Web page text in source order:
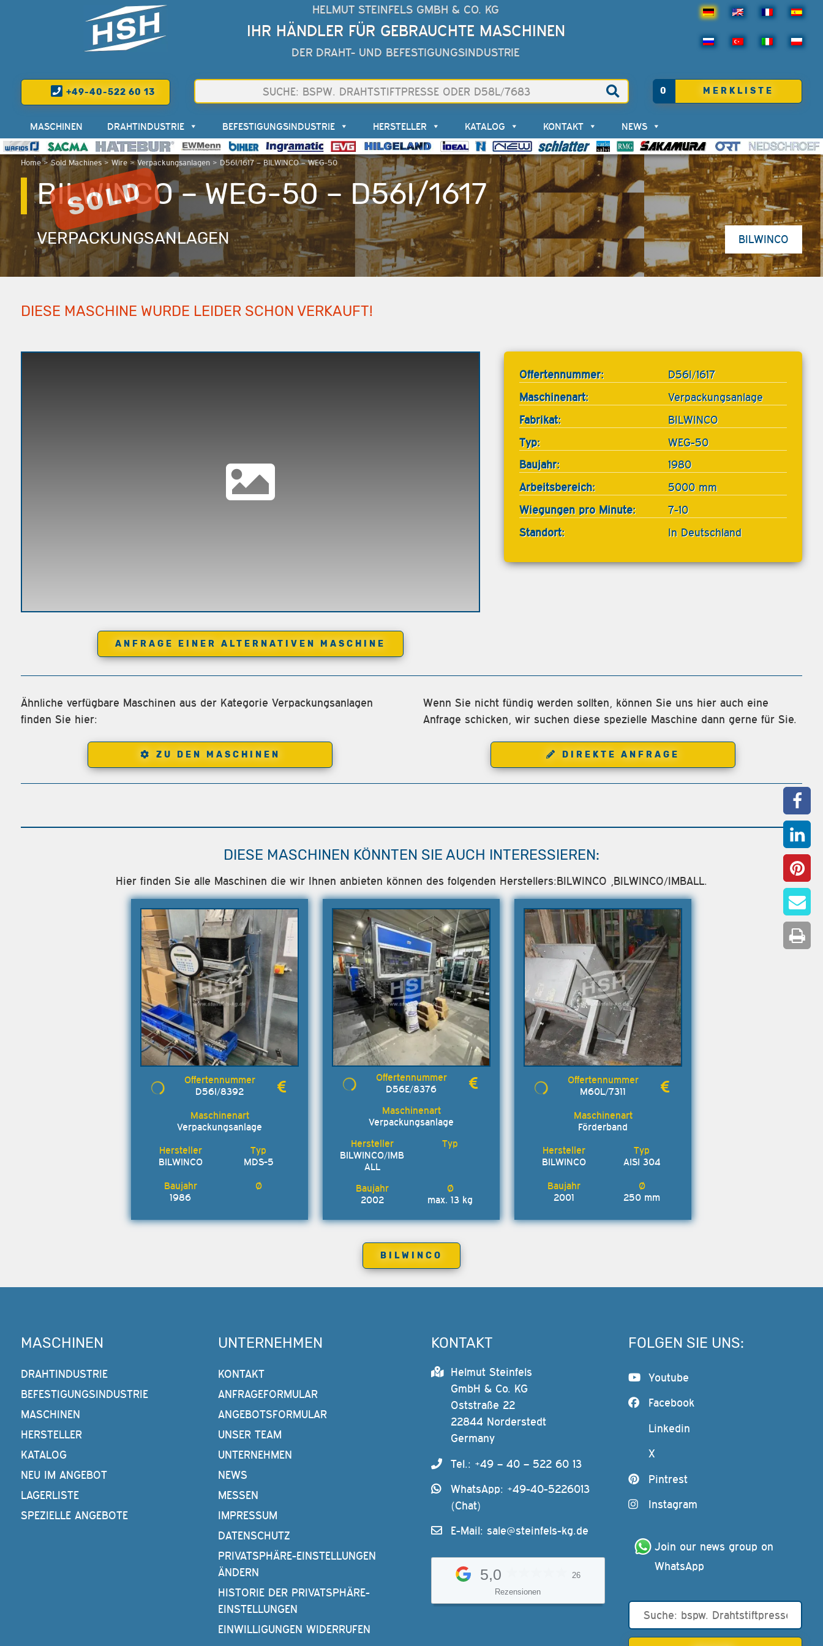
HELMUT STEINFELS GMBH & CO. KG
IHR HÄNDLER FÜR GEBRAUCHTE MASCHINEN
DER DRAHT- UND BEFESTIGUNGSINDUSTRIE
+49-40-522 60 13 0 MERKLISTE
Home>Sold Machines> Wire>Verpackungsanlagen> D56I/1617 – BILWINCO – WEG-50
MASCHINEN DRAHTINDUSTRIE BEFESTIGUNGSINDUSTRIE HERSTELLER KATALOG KONTAKT NEWS
BILWINCO – WEG-50 – D56I/1617
VERPACKUNGSANLAGEN BILWINCO
DIESE MASCHINE WURDE LEIDER SCHON VERKAUFT!
ANFRAGE EINER ALTERNATIVEN MASCHINE
Offertennummer:
D56I/1617
Maschinenart:
Verpackungsanlage
Fabrikat:
BILWINCO
Typ:
WEG-50
Baujahr:
1980
Arbeitsbereich:
5000 mm
Wiegungen pro Minute:
7-10
Standort:
In Deutschland
Ähnliche verfügbare Maschinen aus der Kategorie Verpackungsanlagen
finden Sie hier:
ZU DEN MASCHINEN
Wenn Sie nicht fündig werden sollten, können Sie uns hier auch eine
Anfrage schicken, wir suchen diese spezielle Maschine dann gerne für Sie.
DIREKTE ANFRAGE
DIESE MASCHINEN KÖNNTEN SIE AUCH INTERESSIEREN:
Hier finden Sie alle Maschinen die wir Ihnen anbieten können des folgenden Herstellers:BILWINCO ,BILWINCO/IMBALL.
D56I/8392
Verpackungsanlage
BILWINCO MDS-5
1986
D56E/8376
Verpackungsanlage
BILWINCO/IMB
ALL
2002 max. 13 kg
M60L/7311
Förderband
BILWINCO AISI 304
2001 250 mm
BILWINCO
MASCHINEN
DRAHTINDUSTRIE
BEFESTIGUNGSINDUSTRIE
MASCHINEN
HERSTELLER
KATALOG
NEU IM ANGEBOT
LAGERLISTE
SPEZIELLE ANGEBOTE
UNTERNEHMEN
KONTAKT
ANFRAGEFORMULAR
ANGEBOTSFORMULAR
UNSER TEAM
UNTERNEHMEN
NEWS
MESSEN
IMPRESSUM
DATENSCHUTZ
PRIVATSPHÄRE-EINSTELLUNGEN
ÄNDERN
HISTORIE DER PRIVATSPHÄRE-
EINSTELLUNGEN
EINWILLIGUNGEN WIDERRUFEN
KONTAKT
Helmut Steinfels
GmbH & Co. KG
Oststraße 22
22844 Norderstedt
Germany
Tel.: +49 – 40 – 522 60 13
WhatsApp: +49-40-5226013
(Chat)
E-Mail:sale@steinfels-kg.de
5,0
26
Rezensionen
FOLGEN SIE UNS:
Youtube
Facebook
Linkedin
X
Pintrest
Instagram
Join our news group on
WhatsApp